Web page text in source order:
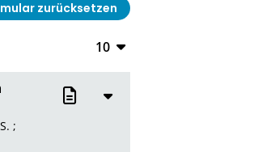
10
10
20
;